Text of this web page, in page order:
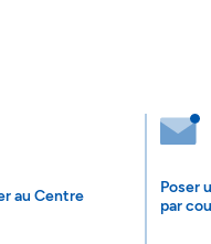
au Centre
Poser
par